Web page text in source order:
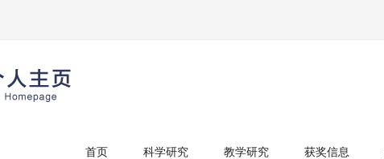
首页 科学研究 教学研究 获奖信息